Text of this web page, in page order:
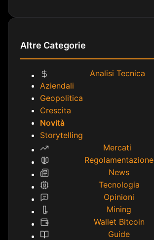
Altre Categorie
Analisi Tecnica
Aziendali
Geopolitica
Crescita
Novità
Storytelling
Mercati
Regolamentazione
News
Tecnologia
Opinioni
Mining
Wallet Bitcoin
Guide